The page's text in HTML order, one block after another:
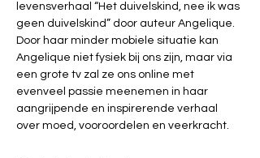
levensverhaal “Het duivelskind, nee ik was
geen duivelskind” door auteur Angelique.
Door haar minder mobiele situatie kan
Angelique niet fysiek bij ons zijn, maar via
een grote tv zal ze ons online met
evenveel passie meenemen in haar
aangrijpende en inspirerende verhaal
over moed, vooroordelen en veerkracht.